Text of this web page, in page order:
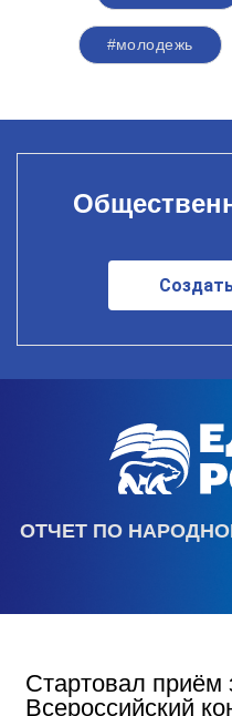
#молодежь
ОТЧЕТ ПО
Стартовал приём
Всероссийский